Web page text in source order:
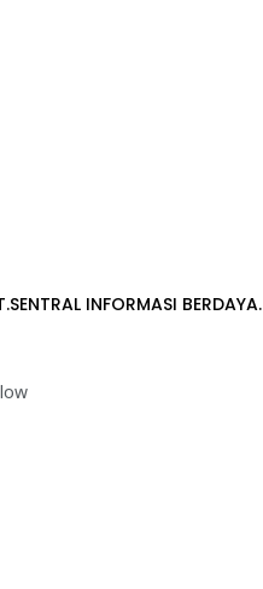
INFORMASI BERDAYA.